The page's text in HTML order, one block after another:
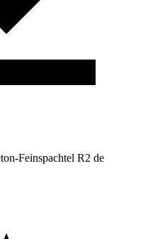
Feinspachtel R2 de